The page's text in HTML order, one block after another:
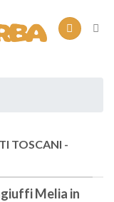
TOSCANI -
Melia in